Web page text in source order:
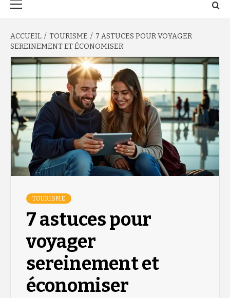
ACCUEIL TOURISME
7 ASTUCES POUR VOYAGER
SEREINEMENT ET ÉCONOMISER
TOURISME
7 astuces pour
voyager
sereinement et
économiser